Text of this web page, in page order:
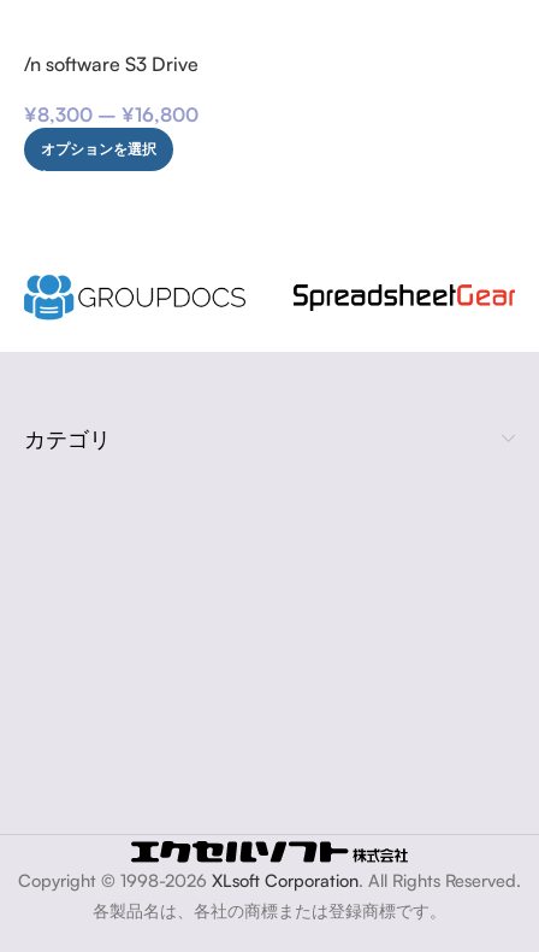
/n software S3 Drive
¥8,300 – ¥16,800
オプションを選択
カテゴリ
Copyright © 1998-2026 XLsoft Corporation. All Rights Reserved.
各製品名は、各社の商標または登録商標です。